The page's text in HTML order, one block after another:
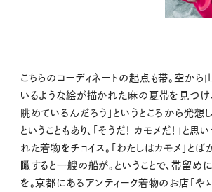
こちらのコーディネートの起点も帯。空から
いるような絵が描かれた麻の夏帯を見つけ
眺めているんだろう」というところから発想
ということもあり、「そうだ！ カモメだ！」と思
れた着物をチョイス。「わたしはカモメ」とば
瞰すると一艘の船が。ということで、帯留め
を。京都にあるアンティーク着物のお店「やゝ